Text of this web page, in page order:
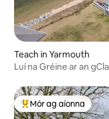
Teach in Yarmouth
Luí na Gréine ar an
An-mhór ag aíonna
Mór ag aíonna